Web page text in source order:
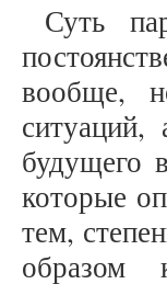
Суть
вообще,
будущего
которые
тем,
образом